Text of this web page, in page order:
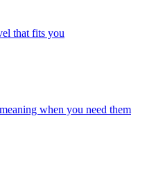
that fits you
when you need them